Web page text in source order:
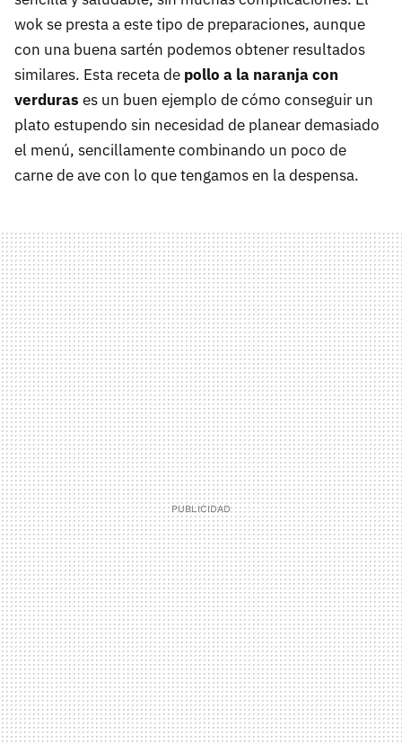
wok se presta a este tipo de preparaciones, aunque
con una buena sartén podemos obtener resultados
similares. Esta receta de pollo a la naranja con
verduras es un buen ejemplo de cómo conseguir un
plato estupendo sin necesidad de planear demasiado
el menú, sencillamente combinando un poco de
carne de ave con lo que tengamos en la despensa.